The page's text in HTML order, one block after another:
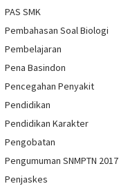
PAS SMK
Pembahasan Soal Biologi
Pembelajaran
Pena Basindon
Pencegahan Penyakit
Pendidikan
Pendidikan Karakter
Pengobatan
Pengumuman SNMPTN 2017
Penjaskes